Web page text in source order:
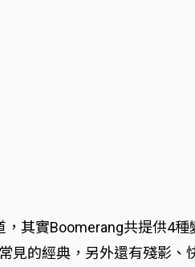
其實Boomerang共提供4
見的經典，另外還有殘影